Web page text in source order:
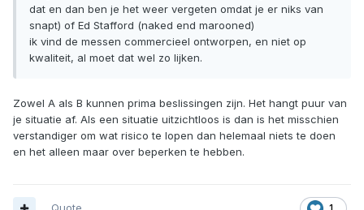
dat en dan ben je het weer vergeten omdat je er niks van
snapt) of Ed Stafford (naked end marooned)
ik vind de messen commercieel ontworpen, en niet op
kwaliteit, al moet dat wel zo lijken.
Zowel A als B kunnen prima beslissingen zijn. Het hangt puur van
je situatie af. Als een situatie uitzichtloos is dan is het misschien
verstandiger om wat risico te lopen dan helemaal niets te doen
en het alleen maar over beperken te hebben.